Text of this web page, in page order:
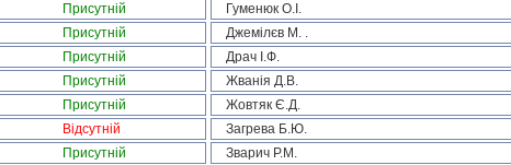
Присутній Гуменюк О.І.
Присутній Джемілєв М. .
Присутній Драч І.Ф.
Присутній Жванія Д.В.
Присутній Жовтяк Є.Д.
Відсутній Загрева Б.Ю.
Присутній Зварич Р.М.